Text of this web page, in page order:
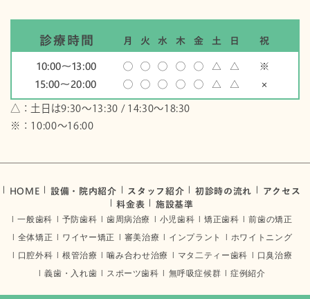
診療時間 月 火 水 木 金 土 日
祝
10:00〜13:00
◯ ◯ ◯ ◯ ◯ △ △
※
15:00〜20:00
◯ ◯ ◯ ◯ ◯ △ △ ×
△：土日は9:30～13:30 / 14:30～18:30
※：10:00〜16:00
HOME 設備・院内紹介 スタッフ紹介 初診時の流れ
アクセス
料金表
施設基準
一般歯科 予防歯科 歯周病治療 小児歯科 矯正歯科
前歯の矯正
全体矯正
ワイヤー矯正 審美治療 インプラント
ホワイトニング
口腔外科
根管治療 噛み合わせ治療 マタ二ティー歯科
口臭治療
義歯・入れ歯
スポーツ歯科 無呼吸症候群 症例紹介